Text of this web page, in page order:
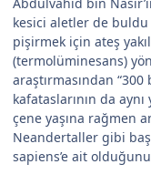
kesici aletler de buldu
pişirmek için ateş
(termolüminesans)
araştırmasından
kafataslarının da
çene yaşına rağmen
Neandertaller gibi
sapiens’e ait